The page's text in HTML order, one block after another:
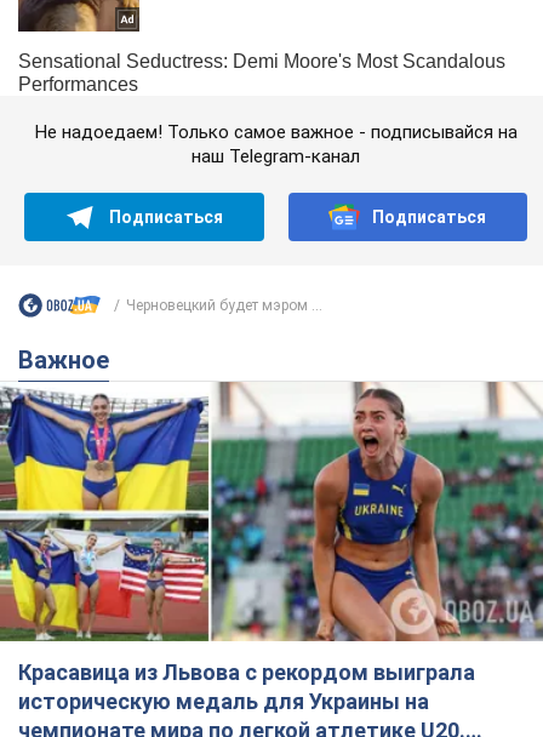
Не надоедаем! Только самое важное - подписывайся на
наш Telegram-канал
Подписаться Подписаться
Черновецкий будет мэром ...
Важное
Красавица из Львова с рекордом выиграла
историческую медаль для Украины на
чемпионате мира по легкой атлетике U20.